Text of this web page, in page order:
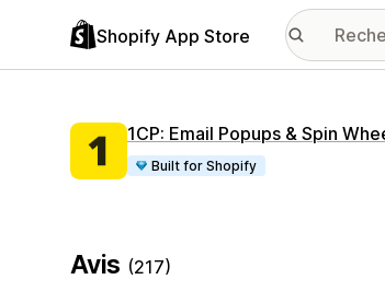
Shopify App Store
1CP: Email Popups & Spin
Built for Shopify
Avis (217)